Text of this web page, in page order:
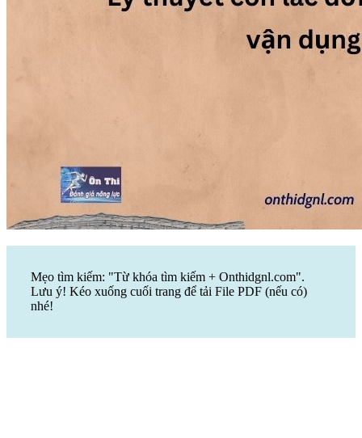
Mẹo tìm kiếm: "Từ khóa tìm kiếm + Onthidgnl.com".
Lưu ý! Kéo xuống cuối trang để tải File PDF (nếu có)
nhé!